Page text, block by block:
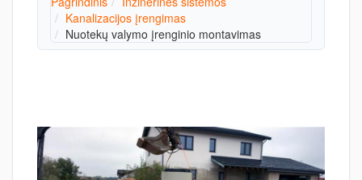
Kanalizacijos įrengimas
Nuotekų valymo įrenginio montavimas